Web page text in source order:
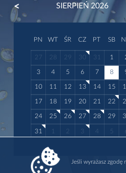
SIERPIEŃ 2026
PREVIOUS
PN WT ŚR CZ PT SB
27 28 29 30 31 1
3 4 5 6 7 8
10 11 12 13 14 15
17 18 19 20 21 22
24 25 26 27 28 29
31 1 2 3 4 5
Jeśli wyrażasz